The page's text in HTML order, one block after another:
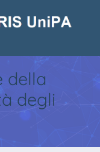
della
degli